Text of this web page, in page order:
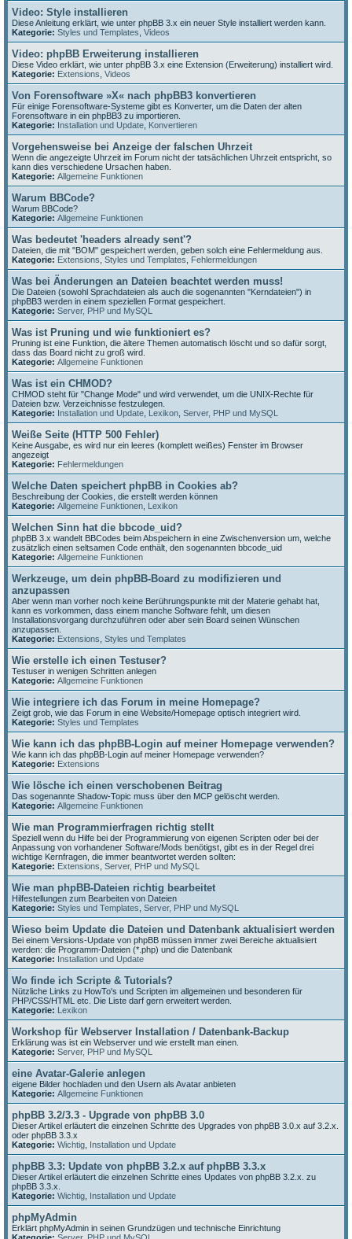
Video: Style installieren
Diese Anleitung erklärt, wie unter phpBB 3.x ein neuer Style installiert werden kann.
Kategorie: Styles und Templates Videos
Video: phpBB Erweiterung installieren
Diese Video erklärt, wie unter phpBB 3.x eine Extension (Erweiterung) installiert wird.
Kategorie: Extensions Videos
Von Forensoftware »X« nach phpBB3 konvertieren
Für einige Forensoftware-Systeme gibt es Konverter, um die Daten der alten
Forensoftware in ein phpBB3 zu importieren.
Kategorie: Installation und Update Konvertieren
Vorgehensweise bei Anzeige der falschen Uhrzeit
Wenn die angezeigte Uhrzeit im Forum nicht der tatsächlichen Uhrzeit entspricht, so
kann dies verschiedene Ursachen haben.
Kategorie: Allgemeine Funktionen
Warum BBCode?
Warum BBCode?
Kategorie: Allgemeine Funktionen
Was bedeutet 'headers already sent'?
Dateien, die mit "BOM" gespeichert werden, geben solch eine Fehlermeldung aus.
Kategorie: Extensions Styles und Templates Fehlermeldungen
Was bei Änderungen an Dateien beachtet werden muss!
Die Dateien (sowohl Sprachdateien als auch die sogenannten "Kerndateien") in
phpBB3 werden in einem speziellen Format gespeichert.
Kategorie: Server, PHP und MySQL
Was ist Pruning und wie funktioniert es?
Pruning ist eine Funktion, die ältere Themen automatisch löscht und so dafür sorgt,
dass das Board nicht zu groß wird.
Kategorie: Allgemeine Funktionen
Was ist ein CHMOD?
CHMOD steht für "Change Mode" und wird verwendet, um die UNIX-Rechte für
Dateien bzw. Verzeichnisse festzulegen.
Kategorie: Installation und Update Lexikon Server, PHP und MySQL
Weiße Seite (HTTP 500 Fehler)
Keine Ausgabe, es wird nur ein leeres (komplett weißes) Fenster im Browser
angezeigt
Kategorie: Fehlermeldungen
Welche Daten speichert phpBB in Cookies ab?
Beschreibung der Cookies, die erstellt werden können
Kategorie: Allgemeine Funktionen Lexikon
Welchen Sinn hat die bbcode_uid?
phpBB 3.x wandelt BBCodes beim Abspeichern in eine Zwischenversion um, welche
zusätzlich einen seltsamen Code enthält, den sogenannten bbcode_uid
Kategorie: Allgemeine Funktionen
Werkzeuge, um dein phpBB-Board zu modifizieren und
anzupassen
Aber wenn man vorher noch keine Berührungspunkte mit der Materie gehabt hat,
kann es vorkommen, dass einem manche Software fehlt, um diesen
Installationsvorgang durchzuführen oder aber sein Board seinen Wünschen
anzupassen.
Kategorie: Extensions Styles und Templates
Wie erstelle ich einen Testuser?
Testuser in wenigen Schritten anlegen
Kategorie: Allgemeine Funktionen
Wie integriere ich das Forum in meine Homepage?
Zeigt grob, wie das Forum in eine Website/Homepage optisch integriert wird.
Kategorie: Styles und Templates
Wie kann ich das phpBB-Login auf meiner Homepage verwenden?
Wie kann ich das phpBB-Login auf meiner Homepage verwenden?
Kategorie: Extensions
Wie lösche ich einen verschobenen Beitrag
Das sogenannte Shadow-Topic muss über den MCP gelöscht werden.
Kategorie: Allgemeine Funktionen
Wie man Programmierfragen richtig stellt
Speziell wenn du Hilfe bei der Programmierung von eigenen Scripten oder bei der
Anpassung von vorhandener Software/Mods benötigst, gibt es in der Regel drei
wichtige Kernfragen, die immer beantwortet werden sollten:
Kategorie: Extensions Server, PHP und MySQL
Wie man phpBB-Dateien richtig bearbeitet
Hilfestellungen zum Bearbeiten von Dateien
Kategorie: Styles und Templates Server, PHP und MySQL
Wieso beim Update die Dateien und Datenbank aktualisiert werden
Bei einem Versions-Update von phpBB müssen immer zwei Bereiche aktualisiert
werden: die Programm-Dateien (*.php) und die Datenbank
Kategorie: Installation und Update
Wo finde ich Scripte & Tutorials?
Nützliche Links zu HowTo's und Scripten im allgemeinen und besonderen für
PHP/CSS/HTML etc. Die Liste darf gern erweitert werden.
Kategorie: Lexikon
Workshop für Webserver Installation / Datenbank-Backup
Erklärung was ist ein Webserver und wie erstellt man einen.
Kategorie: Server, PHP und MySQL
eine Avatar-Galerie anlegen
eigene Bilder hochladen und den Usern als Avatar anbieten
Kategorie: Allgemeine Funktionen
phpBB 3.2/3.3 - Upgrade von phpBB 3.0
Dieser Artikel erläutert die einzelnen Schritte des Upgrades von phpBB 3.0.x auf 3.2.x.
oder phpBB 3.3.x
Kategorie: Wichtig Installation und Update
phpBB 3.3: Update von phpBB 3.2.x auf phpBB 3.3.x
Dieser Artikel erläutert die einzelnen Schritte eines Updates von phpBB 3.2.x. zu
phpBB 3.3.x.
Kategorie: Wichtig Installation und Update
phpMyAdmin
Erklärt phpMyAdmin in seinen Grundzügen und technische Einrichtung